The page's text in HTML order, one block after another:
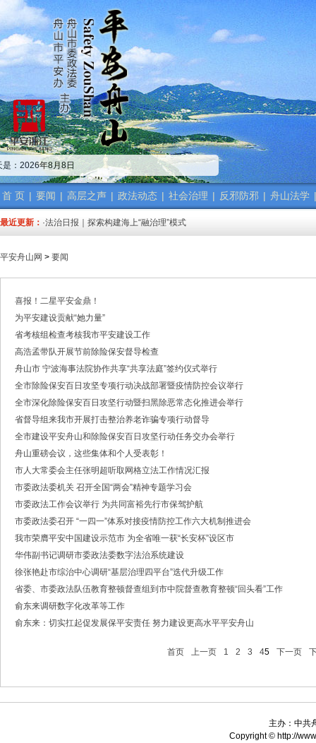
是：2026年8月8日
首 页 | 要闻 | 高层之声 | 政法动态 | 社会治理 | 反邪防邪 | 舟山法学 |
最近更新：
·中共舟山市委政法委员会招聘公告
·市委政法委机关传达学习省、市“新春第一会”精神
·市委政法工作会议召开 梁雪冬讲话
·中共浙江省委常委、政法委书记王成国致全省政法干警的新春贺词
·市委政法委机关召开年度考核会
·梁雪冬带队开展春节前安全督导检查工作
·法治日报｜探索构建海上“融治理”模式
·2025年度市委政法委员会第一次全体（扩大）会议召开
·中共舟山市委政法委员会招聘公告
·中共舟山市委政法委员会招聘公告
·市委政法工作会议召开 梁雪冬讲话
·中共浙江省委常委、政法委书记王成国致全省政法干警的新春贺词
·市委政法委机关召开年度考核会
·梁雪冬带队开展春节前安全督导检查工作
·法治日报｜探索构建海上“融治理”模式
·中共舟山市委政法委员会招聘公告
·抽奖赢福袋｜2024我与平安舟山的温暖点滴
平安舟山网 > 要闻
喜报！二星平安金鼎！
为平安建设贡献“她力量”
省考核组检查考核我市平安建设工作
高浩孟带队开展节前除险保安督导检查
舟山市 宁波海事法院协作共享“共享法庭”签约仪式举行
全市除险保安百日攻坚专项行动决战部署暨疫情防控会议举行
全市深化除险保安百日攻坚行动暨扫黑除恶常态化推进会举行
省督导组来我市开展打击整治养老诈骗专项行动督导
全市建设平安舟山和除险保安百日攻坚行动任务交办会举行
舟山重磅会议，这些集体和个人受表彰！
市人大常委会主任张明超听取网格立法工作情况汇报
市委政法委机关 召开全国“两会”精神专题学习会
市委政法工作会议举行 为共同富裕先行市保驾护航
市委政法委召开 “一四一”体系对接疫情防控工作六大机制推进会
我市荣膺平安中国建设示范市 为全省唯一获“长安杯”设区市
华伟副书记调研市委政法委数字法治系统建设
徐张艳赴市综治中心调研“基层治理四平台”迭代升级工作
省委、市委政法队伍教育整顿督查组到市中院督查教育整顿“回头看”工作
俞东来调研数字化改革等工作
俞东来：切实扛起促发展保平安责任 努力建设更高水平平安舟山
首页 上一页 1 2 3 45 下一页
主办：中共
Copyright © http://